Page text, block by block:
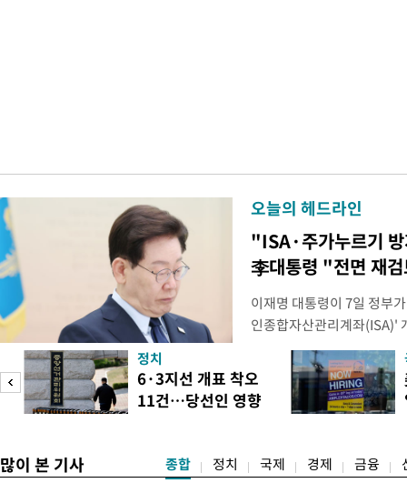
오늘의 헤드라인
"ISA·주가누르기
李대통령 "전면 재
이재명 대통령이 7일 정부
인종합자산관리계좌(ISA)'
안'을 전면 재검토 할 것을
들과의 상황 점검 회의에서
지법안을 둘러싼 투자자들
았다. 이 자리에서 이 대통
정치
6·3지선 개표 착오
11건…당선인 영향
많이 본 기사 종합 정치 국제 경제 금융